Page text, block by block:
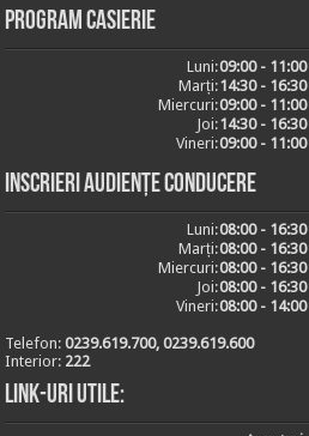
Program casierie
Luni:09:00 - 11:00
Marți:14:30 - 16:30
Miercuri:09:00 - 11:00
Joi:14:30 - 16:30
Vineri:09:00 - 11:00
Inscrieri audiențe conducere
Luni:08:00 - 16:30
Marți:08:00 - 16:30
Miercuri:08:00 - 16:30
Joi:08:00 - 16:30
Vineri:08:00 - 14:00
Telefon:0239.619.700, 0239.619.600
Interior: 222
Link-uri utile: